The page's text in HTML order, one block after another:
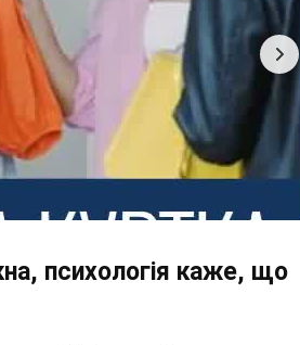
психологія каже, що